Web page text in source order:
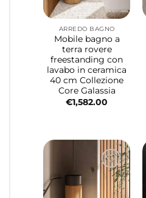
ARREDO BAGNO
Mobile bagno a
terra rovere
freestanding con
lavabo in ceramica
40 cm Collezione
Core Galassia
€1,582.00